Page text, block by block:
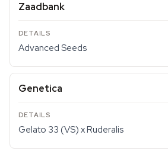
Zaadbank
Advanced Seeds
Genetica
Gelato 33 (VS) x Ruderalis